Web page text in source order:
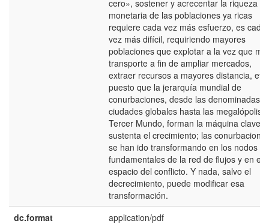
cero», sostener y acrecentar la riqueza
monetaria de las poblaciones ya ricas
requiere cada vez más esfuerzo, es cada
vez más difícil, requiriendo mayores
poblaciones que explotar a la vez que
transporte a fin de ampliar mercados,
extraer recursos a mayores distancia,
puesto que la jerarquía mundial de
conurbaciones, desde las denominadas
ciudades globales hasta las megalópolis
Tercer Mundo, forman la máquina clave
sustenta el crecimiento; las
se han ido transformando en los nodos
fundamentales de la red de flujos y en el
espacio del conflicto. Y nada, salvo el
decrecimiento, puede modificar esa
transformación.
dc.format
application/pdf